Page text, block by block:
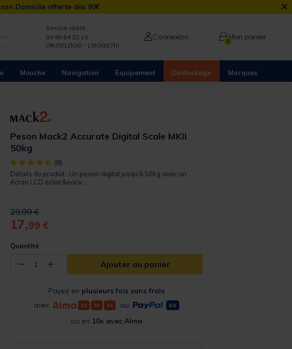
Domicile offerte dès 90€ ×
Service client
04 99 64 20 10
(9h30/12h30 - 13h30/17h)
Connexion 0Mon panier
Mouche Navigation Equipement Destockage Marques
Peson Mack2 Accurate Digital Scale MKII
50kg
[object Object] out of 5 Customer Rating
(8)
Détails du produit : Un peson digital jusqu'à 50kg avec un
écran LCD éclair&eacu...
Price reduced from
29,99 €to
17,99 €
Quantité
− 1 + Ajouter au panier
Payez en plusieurs fois sans frais
avec
ou
ou en 10x avec Alma